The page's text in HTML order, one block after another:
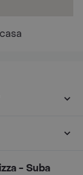
- Suba